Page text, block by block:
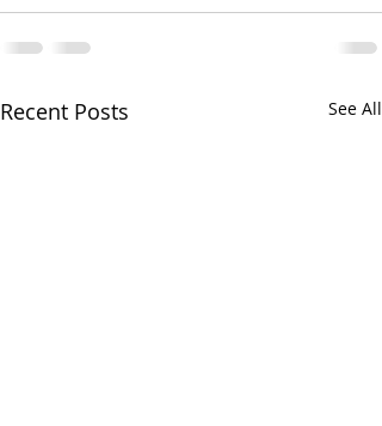
Recent Posts See All